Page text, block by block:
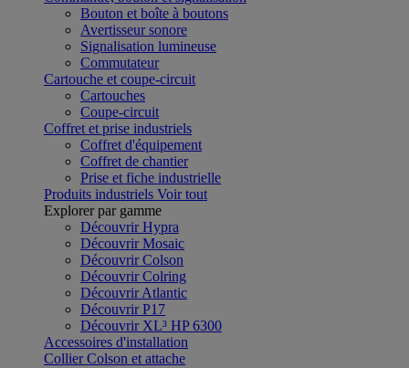
Bouton et boîte à boutons
Avertisseur sonore
Signalisation lumineuse
Commutateur
Cartouche et coupe-circuit
Cartouches
Coupe-circuit
Coffret et prise industriels
Coffret d'équipement
Coffret de chantier
Prise et fiche industrielle
Produits industriels Voir tout
Explorer par gamme
Découvrir Hypra
Découvrir Mosaic
Découvrir Colson
Découvrir Colring
Découvrir Atlantic
Découvrir P17
Découvrir XL³ HP 6300
Accessoires d'installation
Collier Colson et attache